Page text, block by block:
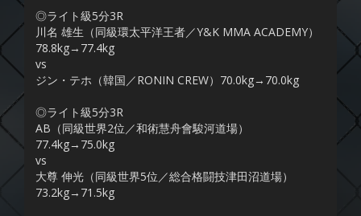
◎ライト級5分3R
川名 雄生（同級環太平洋王者／Y&K MMA ACADEMY）
78.8kg→77.4kg
vs
ジン・テホ（韓国／RONIN CREW）70.0kg→70.0kg
◎ライト級5分3R
AB（同級世界2位／和術慧舟會駿河道場）
77.4kg→75.0kg
vs
大尊 伸光（同級世界5位／総合格闘技津田沼道場）
73.2kg→71.5kg